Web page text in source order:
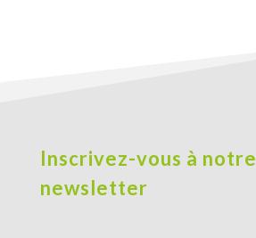
Inscrivez-vous à notre
newsletter